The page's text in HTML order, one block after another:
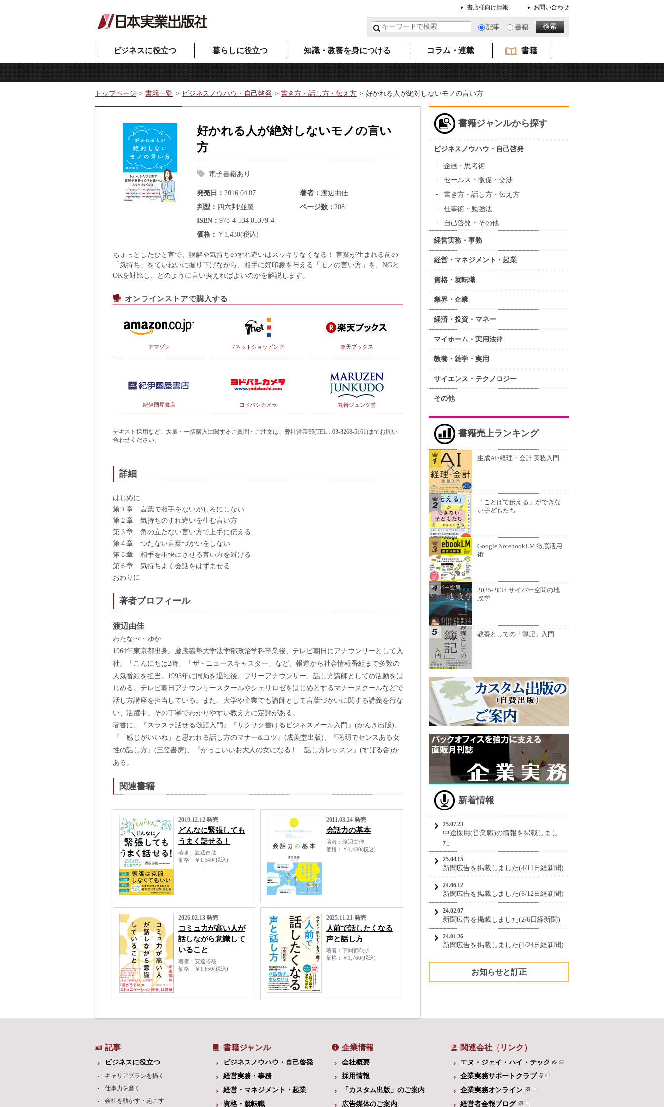
書店様向け情報 お問い合わせ
記事 書籍
ビジネスに役立つ 暮らしに役立つ 知識・教養を身につける コラム・連載 書籍
トップページ 書籍一覧 ビジネスノウハウ・自己啓発 書き方・話し方・伝え方 好かれる人が絶対しないモノの言い方
好かれる人が絶対しないモノの言い
方
電子書籍あり
発売日 2016.04.07 著者
渡辺由佳
判型
四六判/並製 ページ数
208
ISBN
978-4-534-05379-4
価格
￥1,430(税込)
ちょっとしたひと言で、誤解や気持ちのすれ違いはスッキリなくなる！ 言葉が生まれる前の
「気持ち」をていねいに掘り下げながら、相手に好印象を与える「モノの言い方」を、NGと
OKを対比し、どのように言い換えればよいのかを解説します。
オンラインストアで購入する
アマゾン 7ネットショッピング 楽天ブックス
紀伊國屋書店 ヨドバシカメラ 丸善ジュンク堂
テキスト採用など、大量・一括購入に関するご質問・ご注文は、弊社営業部(TEL：03-3268-5161)までお問い
合わせください。
詳細
はじめに
第１章 言葉で相手をないがしろにしない
第２章 気持ちのすれ違いを生む言い方
第３章 角の立たない言い方で上手に伝える
第４章 つたない言葉づかいをしない
第５章 相手を不快にさせる言い方を避ける
第６章 気持ちよく会話をはずませる
おわりに
著者プロフィール
渡辺由佳
わたなべ・ゆか
1964年東京都出身。慶應義塾大学法学部政治学科卒業後、テレビ朝日にアナウンサーとして入
社。「こんにちは2時」「ザ・ニュースキャスター」など、報道から社会情報番組まで多数の
人気番組を担当。1993年に同局を退社後、フリーアナウンサー、話し方講師としての活動をは
じめる。テレビ朝日アナウンサースクールやシェリロゼをはじめとするマナースクールなどで
話し方講座を担当している。また、大学や企業でも講師として言葉づかいに関する講義を行な
い、活躍中。その丁寧でわかりやすい教え方に定評がある。
著書に、『スラスラ話せる敬語入門』『サクサク書けるビジネスメール入門』(かんき出版)、
『「感じがいいね」と思われる話し方のマナー&コツ』(成美堂出版)、『聡明でセンスある女
性の話し方』(三笠書房)、『かっこいいお大人の女になる！ 話し方レッスン』(すばる舎)が
ある。
関連書籍
2019.12.12 発売
どんなに緊張しても
うまく話せる！
著者
渡辺由佳
価格
￥1,540(税込)
2011.03.24 発売
会話力の基本
著者
渡辺由佳
価格
￥1,430(税込)
2026.02.13 発売
コミュ力が高い人が
話しながら意識して
いること
著者
安達裕哉
価格
￥1,650(税込)
2025.11.21 発売
人前で話したくなる
声と話し方
著者
下間都代子
価格
￥1,760(税込)
書籍ジャンルから探す
ビジネスノウハウ・自己啓発
企画・思考術
セールス・販促・交渉
書き方・話し方・伝え方
仕事術・勉強法
自己啓発・その他
経営実務・事務
経営・マネジメント・起業
資格・就転職
業界・企業
経済・投資・マネー
マイホーム・実用法律
教養・雑学・実用
サイエンス・テクノロジー
その他
書籍売上ランキング
生成AI×経理・会計 実務入門
「ことばで伝える」ができな
い子どもたち
Google NotebookLM 徹底活用
術
2025-2035 サイバー空間の地
政学
教養としての「簿記」入門
新着情報
25.07.23
中途採用(営業職)の情報を掲載しまし
た
25.04.15
新聞広告を掲載しました(4/11日経新聞)
24.06.12
新聞広告を掲載しました(6/12日経新聞)
24.02.07
新聞広告を掲載しました(2/6日経新聞)
24.01.26
新聞広告を掲載しました(1/24日経新聞)
お知らせと訂正
記事
ビジネスに役立つ
キャリアプランを描く
仕事力を磨く
会社を動かす・起こす
書籍ジャンル
ビジネスノウハウ・自己啓発
経営実務・事務
経営・マネジメント・起業
資格・就転職
企業情報
会社概要
採用情報
「カスタム出版」のご案内
広告媒体のご案内
関連会社（リンク）
エヌ・ジェイ・ハイ・テック
企業実務サポートクラブ
企業実務オンライン
経営者会報ブログ